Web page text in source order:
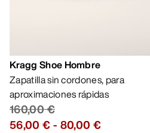
Kragg Shoe Hombre
Zapatilla sin cordones, para
aproximaciones rápidas
160,00 €
56,00 €- 80,00 €